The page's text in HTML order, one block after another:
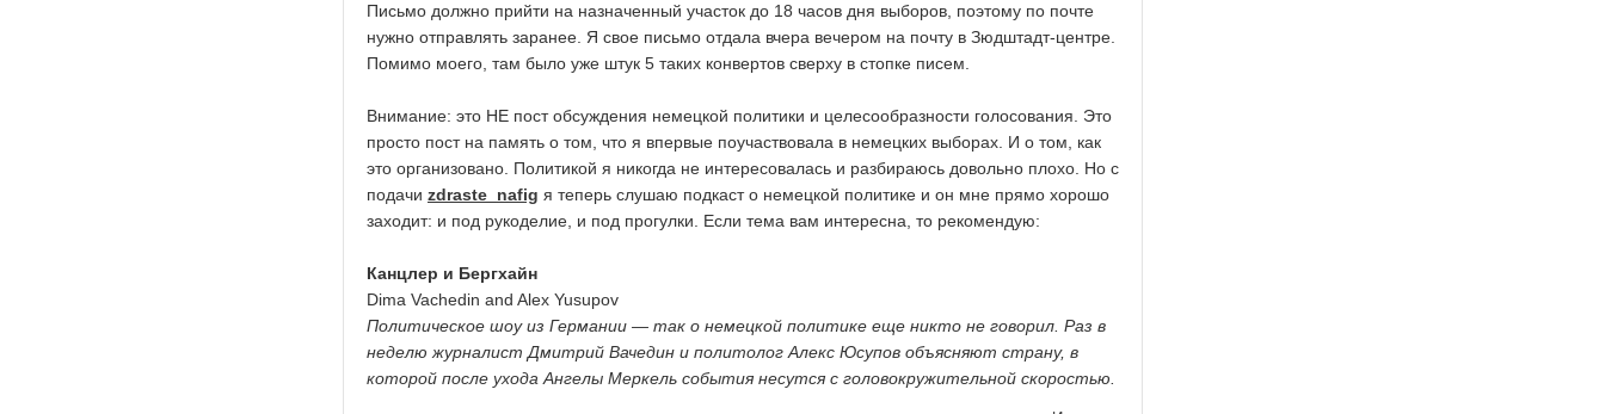
Письмо должно прийти на назначенный участок до 18 часов дня выборов, поэтому по почте
нужно отправлять заранее. Я свое письмо отдала вчера вечером на почту в Зюдштадт-центре.
Помимо моего, там было уже штук 5 таких конвертов сверху в стопке писем.
Внимание: это НЕ пост обсуждения немецкой политики и целесообразности голосования. Это
просто пост на память о том, что я впервые поучаствовала в немецких выборах. И о том, как
это организовано. Политикой я никогда не интересовалась и разбираюсь довольно плохо. Но с
подачи zdraste_nafig я теперь слушаю подкаст о немецкой политике и он мне прямо хорошо
заходит: и под рукоделие, и под прогулки. Если тема вам интересна, то рекомендую:
Канцлер и Бергхайн
Dima Vachedin and Alex Yusupov
Политическое шоу из Германии — так о немецкой политике еще никто не говорил. Раз в
неделю журналист Дмитрий Вачедин и политолог Алекс Юсупов объясняют страну, в
которой после ухода Ангелы Меркель события несутся с головокружительной скоростью.